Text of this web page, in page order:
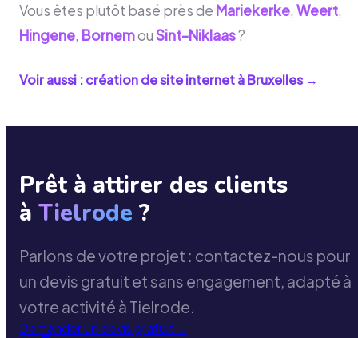
Vous êtes plutôt basé près de Mariekerke, Weert,
Hingene, BornemouSint-Niklaas?
Voir aussi : création de site internet àBruxelles→
Prêt à attirer des clients
à Tielrode ?
Parlons de votre projet : contactez-nous pour
un devis gratuit et sans engagement, adapté à
votre activité à Tielrode.
Demander un devis gratuit→